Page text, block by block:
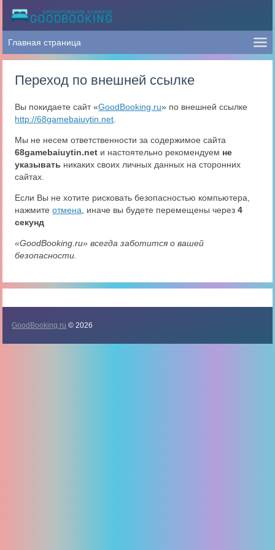
Переход по внешней ссылке
Вы покидаете сайт «GoodBooking.ru» по внешней ссылке
http://68gamebaiuytin.net
Мы не несем ответственности за содержимое сайта
68gamebaiuytin.net и настоятельно рекомендуем не
указывать никаких своих личных данных на сторонних
сайтах.
Если Вы не хотите рисковать безопасностью компьютера,
нажмитеотмена , иначе вы будете перемещены через4
секунд
«GoodBooking.ru» всегда заботится о вашей
безопасности.
GoodBooking.ru © 2026